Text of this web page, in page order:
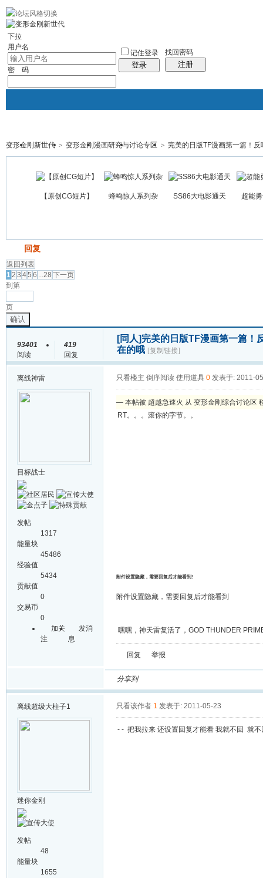
下拉
用户名
密 码
记住登录
登录
找回密码
注册
门户 论坛 图酷 资讯 群组
帖子
变形金刚新世代 > 变形金刚漫画研究与讨论专区 > 完美的日版TF漫画第一篇！
【原创CG短片】 蜂鸣惊人系列杂 SS86大电影通天 超能
回复
返回列表
12 3 45 6 ...28 下一页
到第
页
确认
93401
阅读
419
回复
[同人]完美的日版TF漫画第一篇！
在的哦 [复制链接]
离线神雷
目标战士
发帖
1317
能量块
45486
经验值
5434
贡献值
0
交易币
0
加关
注
发消
息
只看楼主 倒序阅读 使用道具 0 发表于: 2011-
— 本帖被 超越急速火 从 变形金刚综合讨论区
RT。。。滚你的字节。。
附件设置隐藏，需要回复后才能看到!
附件设置隐藏，需要回复后才能看到
嘿嘿，神天雷复活了，GOD THUNDER
回复 举报
分享到
离线超级大柱子1
迷你金刚
发帖
48
能量块
1655
只看该作者 1 发表于: 2011-05-23
- - 把我拉来 还设置回复才能看 我就不回 就